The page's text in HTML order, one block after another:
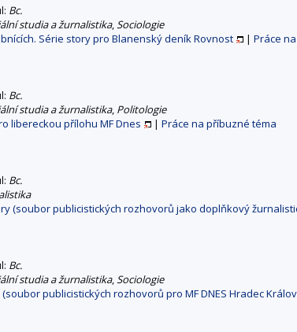
Bc.
studia a žurnalistika,Sociologie
Série story pro Blanenský deník Rovnost
| Práce
Bc.
studia a žurnalistika, Politologie
libereckou přílohu MF Dnes
| Práce na příbuzné téma
Bc.
(soubor publicistických rozhovorů jako doplňkový
Bc.
studia a žurnalistika,Sociologie
publicistických rozhovorů pro MF DNES Hradec